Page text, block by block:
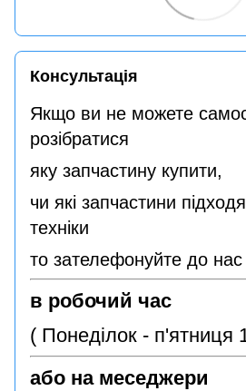
Консультація
Якщо ви не можете
розібратися
яку запчастину купити,
чи які запчастини
техніки
то зателефонуйте до
в робочий час
( Понеділок - п'ятниця
або на меседжери